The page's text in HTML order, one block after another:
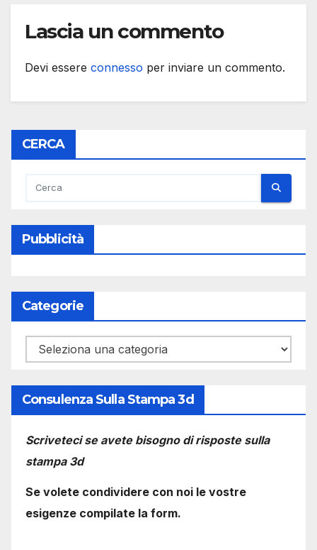
Lascia un commento
Devi essere connesso per inviare un commento.
CERCA
Pubblicità
Categorie
Categorie
Consulenza Sulla Stampa 3d
Scriveteci se avete bisogno di risposte sulla
stampa 3d
Se volete condividere con noi le vostre
esigenze compilate la form.